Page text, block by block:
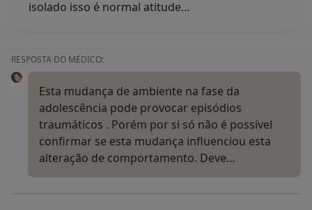
isolado isso é normal atitude…
RESPOSTA DO MÉDICO:
Esta mudança de ambiente na fase da
adolescência pode provocar episódios
traumáticos . Porém por si só não é possível
confirmar se esta mudança influenciou esta
alteração de comportamento. Deve…